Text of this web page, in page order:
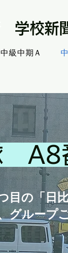
学校新
中級中期Ａ
A8
目の「日
グループ